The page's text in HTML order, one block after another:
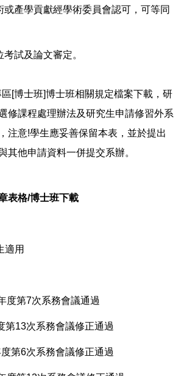
或產學貢獻經學術委員會認可，可等同
試及論文審定。
[博士班]博士班相關規定檔案下載，研
修課程處理辦法及研究生申請修習外系
注意!學生應妥善保留本表，並於提出
其他申請資料一併提交系辦。
表格/博士班下載
適用
度第7次系務會議通過
第13次系務會議修正通過
第6次系務會議修正通過